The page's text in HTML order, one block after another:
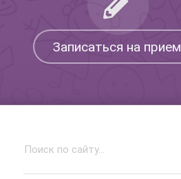
Записаться на прием